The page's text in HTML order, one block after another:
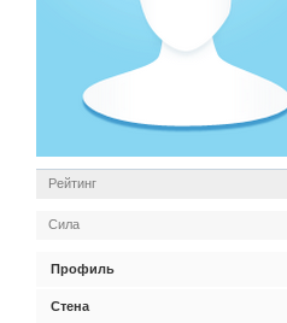
Рейтинг
Сила
Профиль
Стена